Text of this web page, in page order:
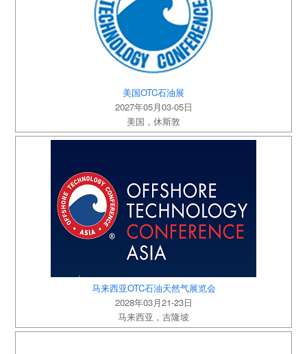
美国OTC石油展
2027年05月03-05日
美国，休斯敦
马来西亚OTC石油天然气展览会
2028年03月21-23日
马来西亚，吉隆坡